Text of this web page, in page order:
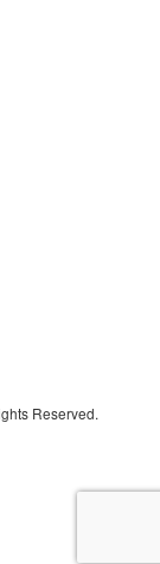
Reserved.